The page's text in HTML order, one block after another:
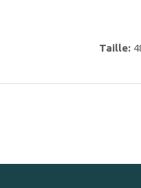
Taille: